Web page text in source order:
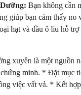
Bạn không cần
giúp bạn cảm thấy no
hạt và dầu ô liu hỗ
xuyên là một nguồn
minh. * Đặt mục
việc vất vả. * Kết